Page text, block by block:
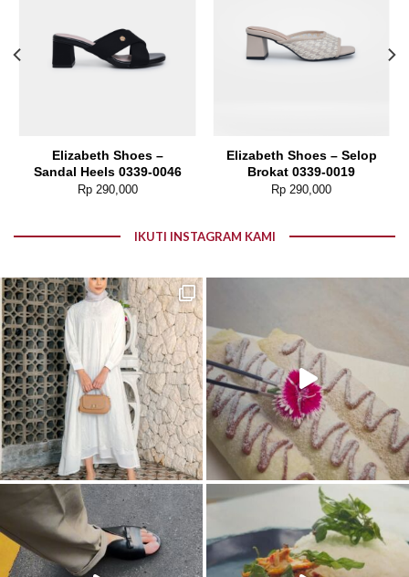
Elizabeth Shoes –
Sandal Heels 0339-0046
Rp290,000
Elizabeth Shoes – Selop
Brokat 0339-0019
Rp 290,000
IKUTI INSTAGRAM KAMI